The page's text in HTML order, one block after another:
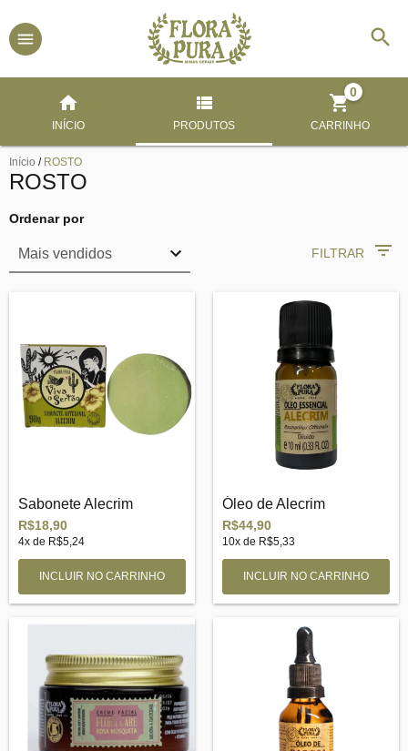
INÍCIO PRODUTOS CARRINHO
0
Início / ROSTO
ROSTO
Ordenar por
FILTRAR
Sabonete Alecrim
R$18,90
4x de R$5,24
Óleo de Alecrim
R$44,90
10x de R$5,33